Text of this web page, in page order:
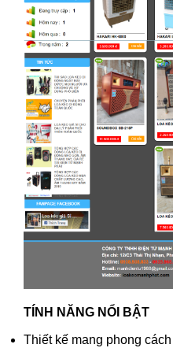
TÍNH NĂNG NỔI BẬT
Thiết kế mang phong